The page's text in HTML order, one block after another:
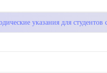
указания для